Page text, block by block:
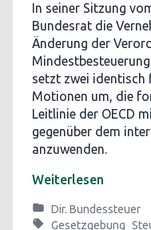
In seiner Sitzung
Bundesrat die
Änderung der
setzt zwei
Motionen um, die
Leitlinie der OECD
gegenüber dem
anzuwenden.
Weiterlesen
Dir. Bundessteuer
Gesetzgebung